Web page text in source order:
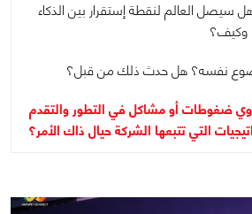
سيصل العالم لنقطة إستقرار بين الذكاء
وكيف؟
نفسه؟ هل حدث ذلك من قبل؟
ضغوطات أو مشاكل في التطور والتقدم
التي تتبعها الشركة حيال ذاك الأمر؟